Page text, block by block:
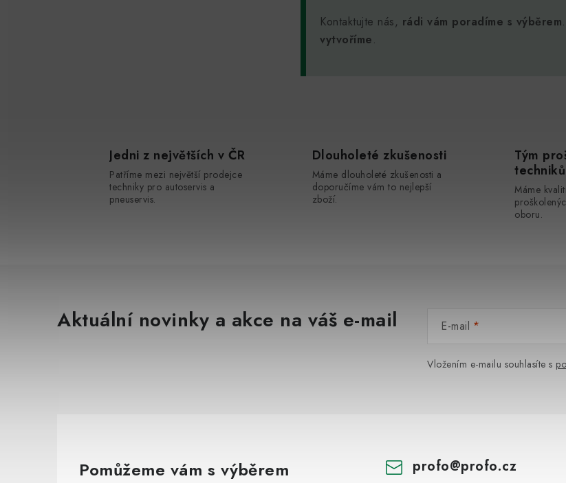
Kontaktujte nás, rádi vám poradíme s výběrem.
vytvoříme.
Jedni z největších v ČR
Patříme mezi největší prodejce
techniky pro autoservis a
pneuservis.
Dlouholeté zkušenosti
Máme dlouholeté zkušenosti a
doporučíme vám to nejlepší
zboží.
Tým
techniků
Máme
oboru.
Aktuální novinky a akce na váš e-mail E-mail
Vložením e-mailu souhlasíte s
Pomůžeme vám s výběrem profo@profo.cz